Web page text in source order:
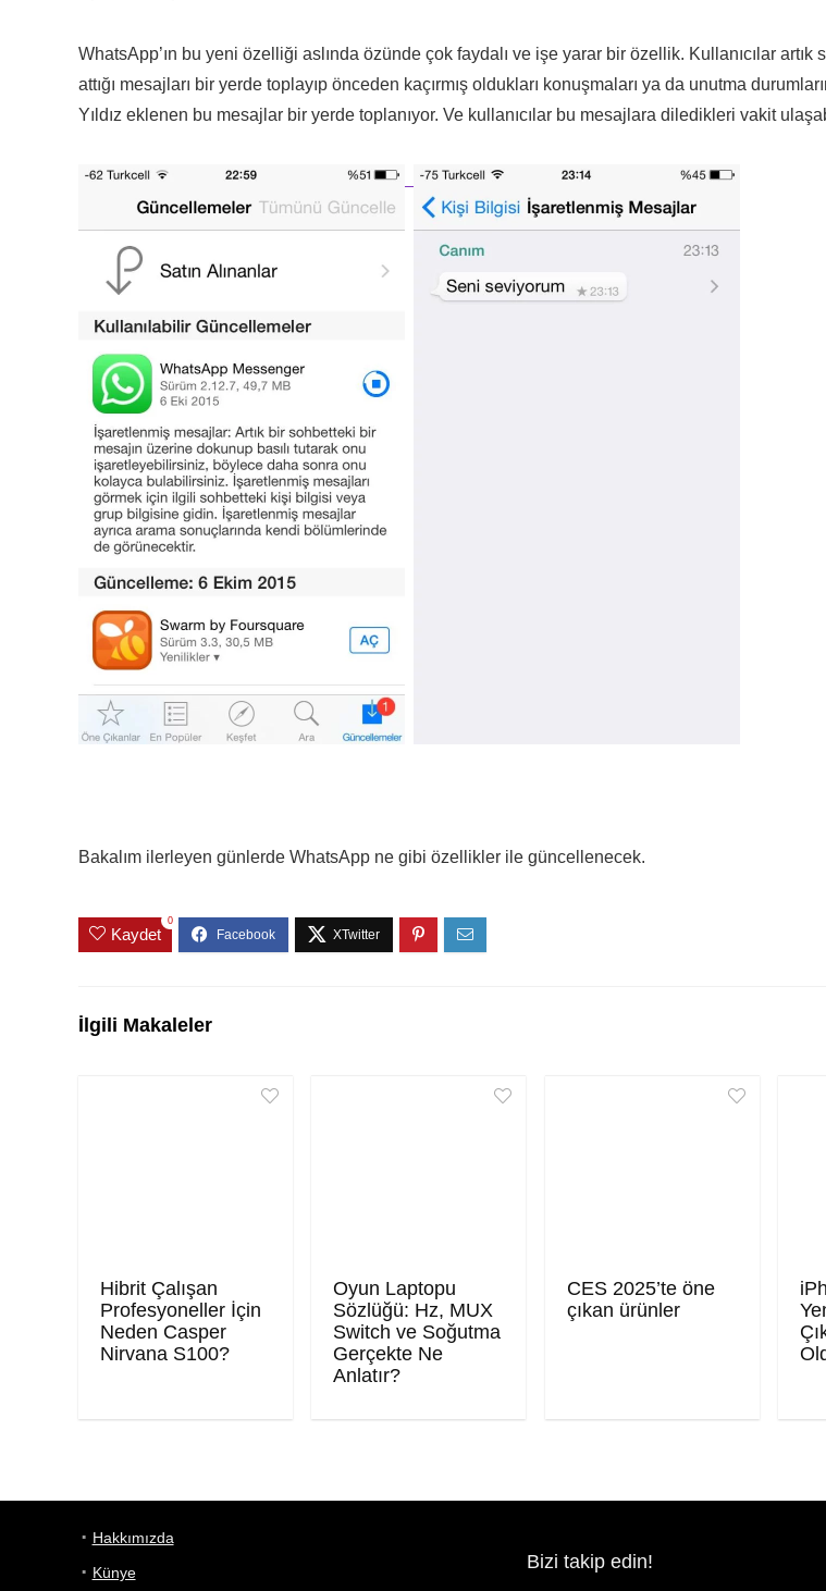
WhatsApp’ın bu yeni özelliği aslında özünde çok faydalı ve işe yarar bir özellik. Kullanıcılar artık
attığı mesajları bir yerde toplayıp önceden kaçırmış oldukları konuşmaları ya da unutma
Yıldız eklenen bu mesajlar bir yerde toplanıyor. Ve kullanıcılar bu mesajlara diledikleri vakit
Bakalım ilerleyen günlerde WhatsApp ne gibi özellikler ile güncellenecek.
Kaydet
0
İlgili Makaleler
Hibrit Çalışan
Profesyoneller İçin
Neden Casper
Nirvana S100?
Oyun Laptopu
Sözlüğü: Hz, MUX
Switch ve Soğutma
Gerçekte Ne
Anlatır?
CES 2025’te öne
çıkan ürünler
Hakkımızda
Künye
Bizi takip edin!